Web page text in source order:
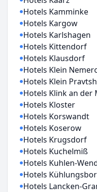
Hotels Kamminke
Hotels Kargow
Hotels Karlshagen
Hotels Kittendorf
Hotels Klausdorf
Hotels Klein
Hotels Klein
Hotels Klink an der
Hotels Kloster
Hotels Korswandt
Hotels Koserow
Hotels Krugsdorf
Hotels Kuchelmiß
Hotels Kuhlen-
Hotels
Hotels Lancken-